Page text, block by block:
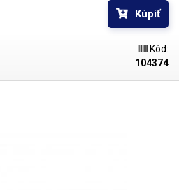
Kúpiť
Kód:
104374